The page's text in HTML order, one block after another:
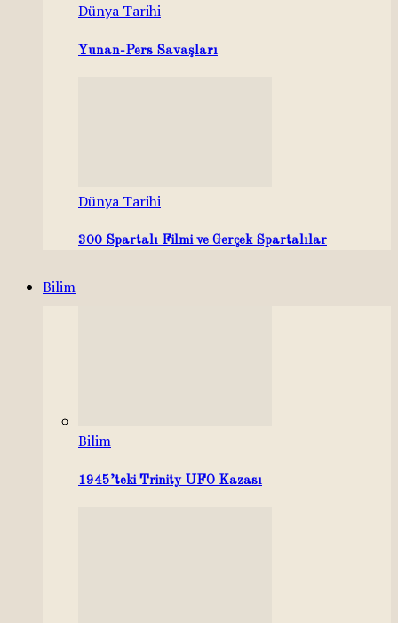
Dünya Tarihi
Yunan-Pers Savaşları
Dünya Tarihi
300 Spartalı Filmi ve Gerçek Spartalılar
Bilim
Bilim
1945’teki Trinity UFO Kazası